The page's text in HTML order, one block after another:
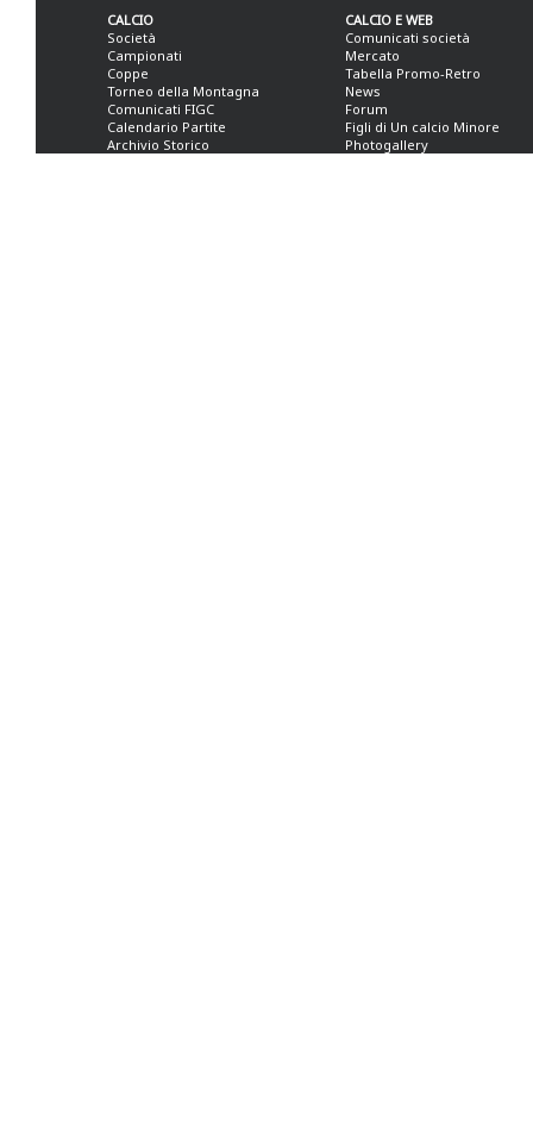
CALCIO
Società
Campionati
Coppe
Torneo della Montagna
Comunicati FIGC
Calendario Partite
Archivio Storico
CALCIO E WEB
Comunicati società
Mercato
Tabella Promo-Retro
News
Forum
Figli di Un calcio Minore
Photogallery